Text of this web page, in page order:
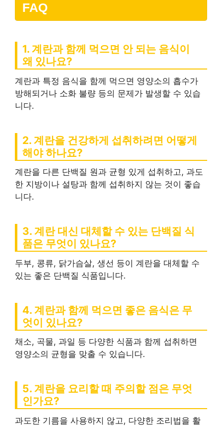
FAQ
1. 계란과 함께 먹으면 안 되는 음식이
왜 있나요?
계란과 특정 음식을 함께 먹으면 영양소의 흡수가
방해되거나 소화 불량 등의 문제가 발생할 수 있습
니다.
2. 계란을 건강하게 섭취하려면 어떻게
해야 하나요?
계란을 다른 단백질 원과 균형 있게 섭취하고, 과도
한 지방이나 설탕과 함께 섭취하지 않는 것이 좋습
니다.
3. 계란 대신 대체할 수 있는 단백질 식
품은 무엇이 있나요?
두부, 콩류, 닭가슴살, 생선 등이 계란을 대체할 수
있는 좋은 단백질 식품입니다.
4. 계란과 함께 먹으면 좋은 음식은 무
엇이 있나요?
채소, 곡물, 과일 등 다양한 식품과 함께 섭취하면
영양소의 균형을 맞출 수 있습니다.
5. 계란을 요리할 때 주의할 점은 무엇
인가요?
과도한 기름을 사용하지 않고, 다양한 조리법을 활